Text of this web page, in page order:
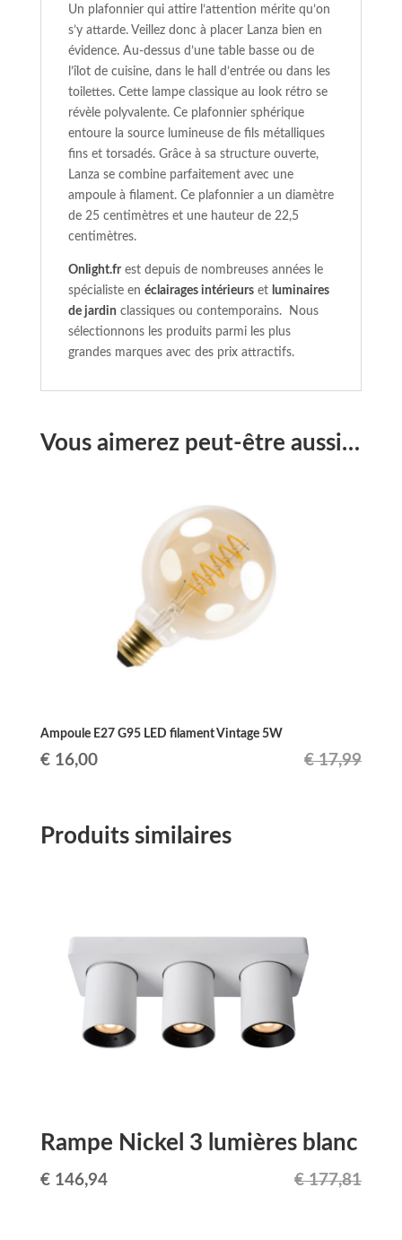
Un plafonnier qui attire l’attention mérite qu’on
s’y attarde. Veillez donc à placer Lanza bien en
évidence. Au-dessus d’une table basse ou de
l’îlot de cuisine, dans le hall d’entrée ou dans les
toilettes. Cette lampe classique au look rétro se
révèle polyvalente. Ce plafonnier sphérique
entoure la source lumineuse de fils métalliques
fins et torsadés. Grâce à sa structure ouverte,
Lanza se combine parfaitement avec une
ampoule à filament. Ce plafonnier a un diamètre
de 25 centimètres et une hauteur de 22,5
centimètres.
Onlight.frest depuis de nombreuses années le
spécialiste en éclairages intérieurset luminaires
de jardin classiques ou contemporains. Nous
sélectionnons les produits parmi les plus
grandes marques avec des prix attractifs.
Vous aimerez peut-être aussi…
Ampoule E27 G95 LED filament Vintage 5W
€17,99
Le
était :
€16,00Le
est :
Produits similaires
Rampe Nickel 3 lumières blanc
€177,81
Le
€146,94Le